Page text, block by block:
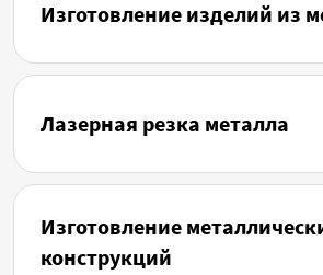
Изготовление изделий из
Лазерная резка металла
Изготовление
конструкций